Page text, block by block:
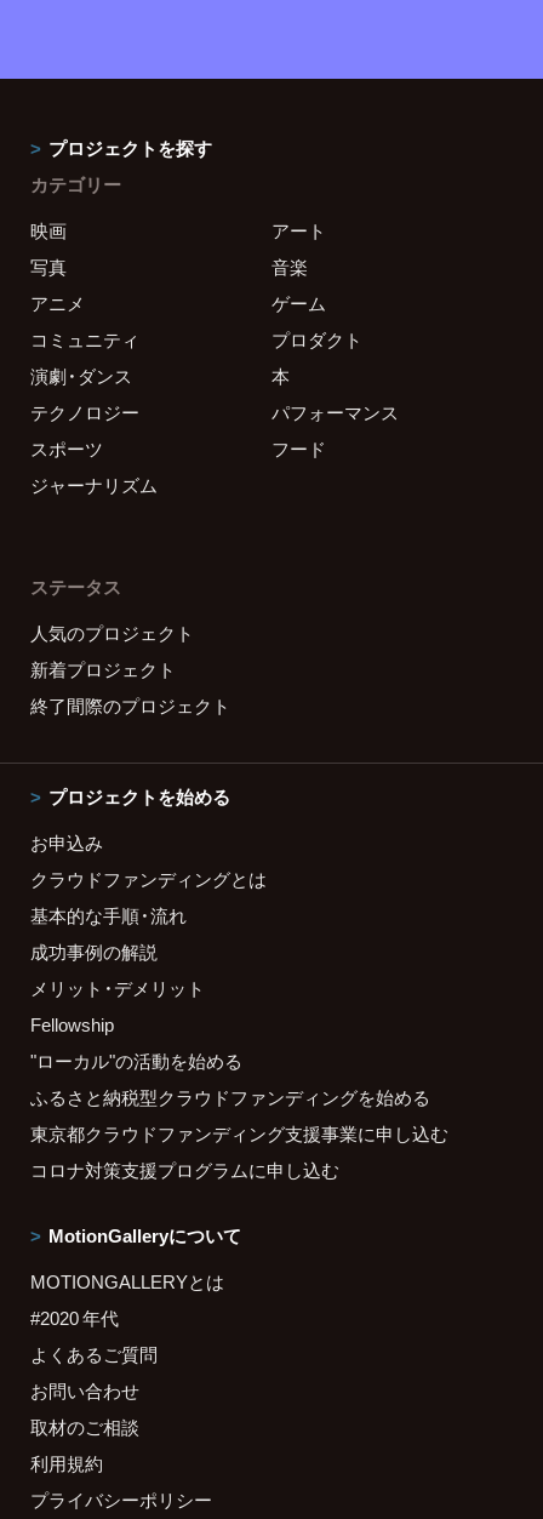
プロジェクトを探す
カテゴリー
映画
アート
写真
音楽
アニメ
ゲーム
コミュニティ
プロダクト
演劇・ダンス
本
テクノロジー
パフォーマンス
スポーツ
フード
ジャーナリズム
ステータス
人気のプロジェクト
新着プロジェクト
終了間際のプロジェクト
プロジェクトを始める
お申込み
クラウドファンディングとは
基本的な手順・流れ
成功事例の解説
メリット・デメリット
Fellowship
"ローカル"の活動を始める
ふるさと納税型クラウドファンディングを始める
東京都クラウドファンディング支援事業に申し込む
コロナ対策支援プログラムに申し込む
MotionGalleryについて
MOTIONGALLERYとは
#2020 年代
よくあるご質問
お問い合わせ
取材のご相談
利用規約
プライバシーポリシー